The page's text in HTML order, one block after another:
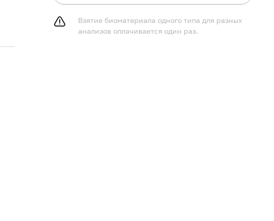
Взятие биоматериала одного типа для разных
анализов оплачивается один раз.